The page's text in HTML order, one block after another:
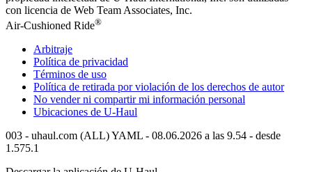
con licencia de Web Team Associates, Inc.
Air-Cushioned Ride®
Arbitraje
Política de privacidad
Términos de uso
Política de retirada por violación de los derechos de autor
No vender ni compartir mi información personal
Ubicaciones de U-Haul
003 - uhaul.com (ALL) YAML - 08.06.2026 a las 9.54 - desde
1.575.1